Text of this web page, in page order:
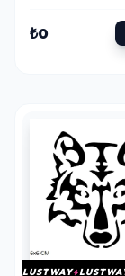
₺0
LUSTWAY